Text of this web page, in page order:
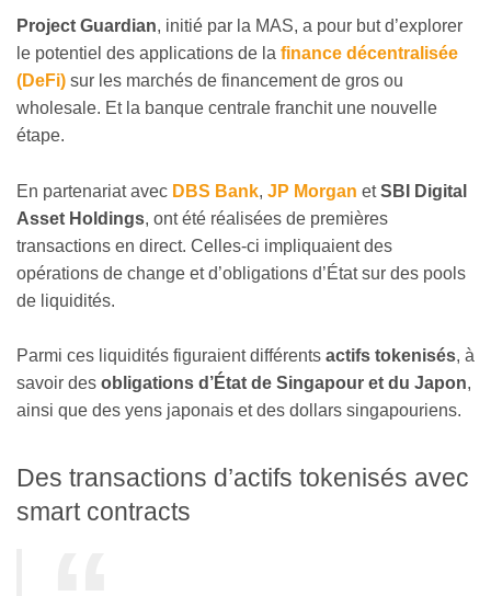
Project Guardian, initié par la MAS, a pour but d’explorer
le potentiel des applications de la finance décentralisée
(DeFi) sur les marchés de financement de gros ou
wholesale. Et la banque centrale franchit une nouvelle
étape.
En partenariat avec DBS Bank, JP Morgan etSBI Digital
Asset Holdings, ont été réalisées de premières
transactions en direct. Celles-ci impliquaient des
opérations de change et d’obligations d’État sur des pools
de liquidités.
Parmi ces liquidités figuraient différents actifs tokenisés, à
savoir des obligations d’État de Singapour et du Japon,
ainsi que des yens japonais et des dollars singapouriens.
Des transactions d’actifs tokenisés avec
smart contracts